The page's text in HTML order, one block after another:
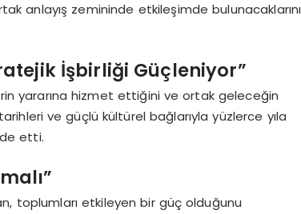
anlayış zemininde etkileşimde bulunacaklarını
İşbirliği Güçleniyor”
yararına hizmet ettiğini ve ortak geleceğin
ve güçlü kültürel bağlarıyla yüzlerce yıla
etti.
toplumları etkileyen bir güç olduğunu